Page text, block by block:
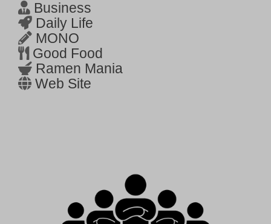
Business
Daily Life
MONO
Good Food
Ramen Mania
Web Site